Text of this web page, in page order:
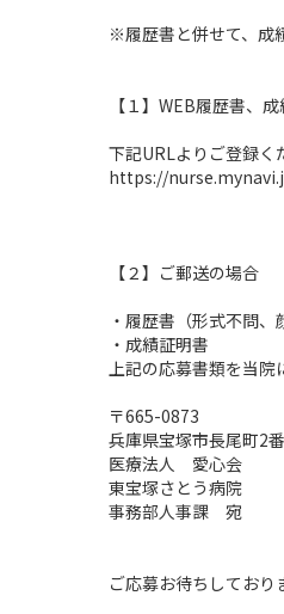
※履歴書と併せて、成
【１】WEB履歴書、
下記URLよりご登録く
https://
【２】ご郵送の場合
・履歴書（形式不問、
・成績証明書
上記の応募書類を当院
〒665-0873
兵庫県宝塚市長尾町2
医療法人 愛心会
東宝塚さとう病院
事務部人事課 宛
ご応募お待ちしており